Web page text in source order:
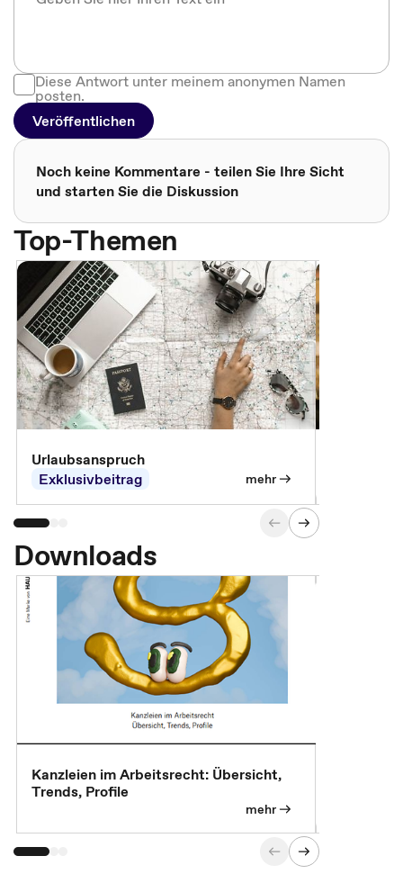
Diese Antwort unter meinem anonymen Namen
posten.
Veröffentlichen
Noch keine Kommentare - teilen Sie Ihre Sicht
und starten Sie die Diskussion
Top-Themen
Urlaubsanspruch
Exklusivbeitrag
mehr
Downloads
Kanzleien im Arbeitsrecht: Übersicht,
Trends, Profile
mehr